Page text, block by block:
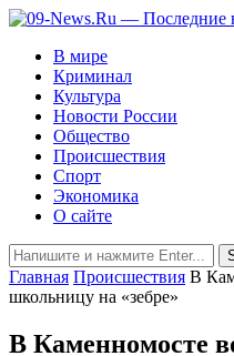
В мире
Криминал
Культура
Новости России
Общество
Происшествия
Спорт
Экономика
О сайте
Главная Происшествия В
школьницу на «зебре»
В Каменномосте